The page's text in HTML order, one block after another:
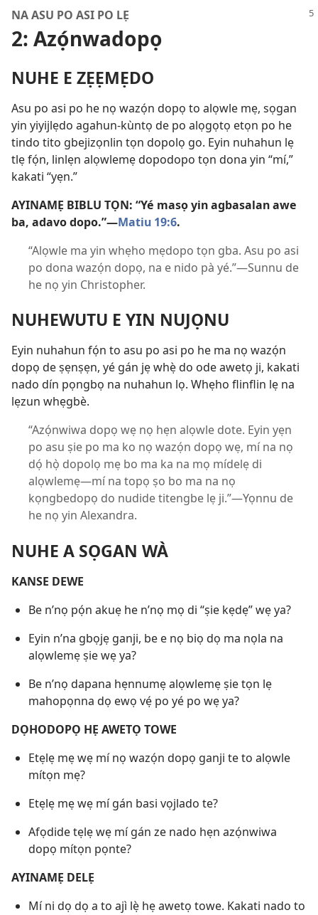
NA ASU PO ASI PO LẸ
2: Azọ́nwadopọ
NUHE E ZẸẸMẸDO
Asu po asi po he nọ wazọ́n dopọ to alọwle mẹ, sọgan
yin yiyijlẹdo agahun-kùntọ de po alọgọtọ etọn po he
tindo tito gbejizọnlin tọn dopolọ go. Eyin nuhahun lẹ
tlẹ fọ́n, linlẹn alọwlemẹ dopodopo tọn dona yin “mí,”
kakati “yẹn.”
AYINAMẸ BIBLU TỌN: “Yé masọ yin agbasalan awe
ba, adavo dopo.”​—Matiu 19:6.
“Alọwle ma yin whẹho mẹdopo tọn gba. Asu po asi
po dona wazọ́n dopọ, na e nido pà yé.”​—Sunnu de
he nọ yin Christopher.
NUHEWUTU E YIN NUJỌNU
Eyin nuhahun fọ́n to asu po asi po he ma nọ wazọ́n
dopọ de ṣẹnṣẹn, yé gán jẹ whẹ̀ do ode awetọ ji, kakati
nado dín pọngbọ na nuhahun lọ. Whẹho flinflin lẹ na
lẹzun whẹgbè.
“Azọ́nwiwa dopọ wẹ nọ hẹn alọwle dote. Eyin yẹn
po asu ṣie po ma ko nọ wazọ́n dopọ wẹ, mí na nọ
dọ́ họ̀ dopolọ mẹ bo ma ka na mọ mídelẹ di
alọwlemẹ—mí na topọ ṣo bo ma na nọ
kọngbedopọ do nudide titengbe lẹ ji.”​—Yọnnu de
he nọ yin Alexandra.
NUHE A SỌGAN WÀ
KANSE DEWE
Be n’nọ pọ́n akuẹ he n’nọ mọ di “ṣie kẹdẹ” wẹ ya?
Eyin n’na gbọjẹ ganji, be e nọ biọ dọ ma nọla na
alọwlemẹ ṣie wẹ ya?
Be n’nọ dapana hẹnnumẹ alọwlemẹ ṣie tọn lẹ
mahopọnna dọ ewọ vẹ́ po yé po wẹ ya?
DỌHODOPỌ HẸ AWETỌ TOWE
Etẹlẹ mẹ wẹ mí nọ wazọ́n dopọ ganji te to alọwle
mítọn mẹ?
Etẹlẹ mẹ wẹ mí gán basi vọjlado te?
Afọdide tẹlẹ wẹ mí gán ze nado hẹn azọ́nwiwa
dopọ mítọn pọnte?
AYINAMẸ DELẸ
Mí ni dọ dọ a to ajì lẹ̀ hẹ awetọ towe. Kakati nado to